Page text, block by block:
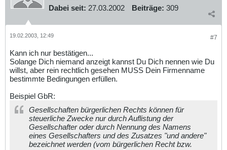
Dabei seit: 27.03.2002 Beiträge: 309
#7
19.02.2003, 12:49
Kann ich nur bestätigen...
Solange Dich niemand anzeigt kannst Du Dich nennen wie Du
willst, aber rein rechtlich gesehen MUSS Dein Firmenname
bestimmte Bedingungen erfüllen.
Beispiel GbR:
Gesellschaften bürgerlichen Rechts können für
steuerliche Zwecke nur durch Auflistung der
Gesellschafter oder durch Nennung des Namens
eines Gesellschafters und des Zusatzes "und andere"
bezeichnet werden (vom bürgerlichen Recht bzw.